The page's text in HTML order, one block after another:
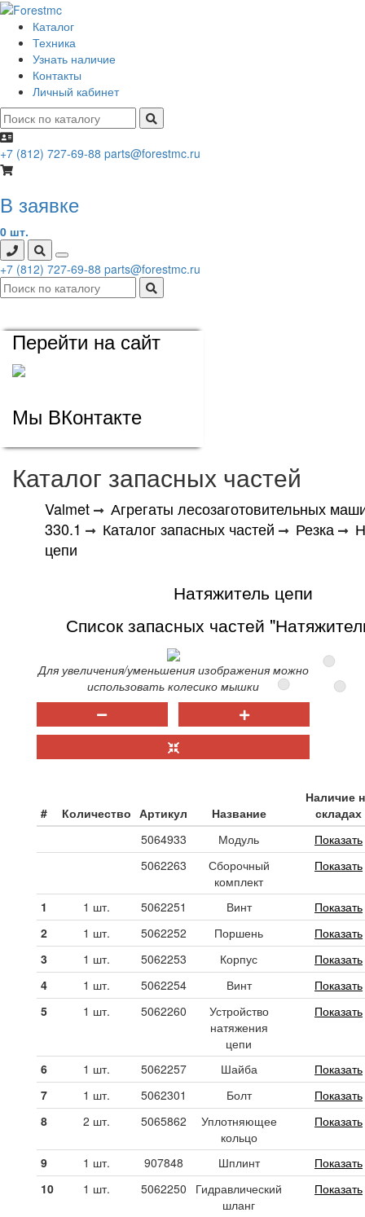
Каталог
Техника
Узнать наличие
Контакты
Личный кабинет
+7 (812) 727-69-88 parts@forestmc.ru
В заявке
0 шт.
+7 (812) 727-69-88 parts@forestmc.ru
Перейти на сайт
Мы ВКонтакте
Каталог запасных частей
Valmet
Агрегаты лесозаготовительных
330.1
Каталог запасных частей Резка
цепи
Натяжитель цепи
Список запасных частей
Для увеличения/уменьшения изображения можно
использовать колесико мышки
# Количество Артикул Название
Наличие
складах
5064933
Модуль
Показать
5062263
Сборочный
комплект
Показать
1 1 шт. 5062251 Винт
Показать
2
1 шт. 5062252 Поршень
Показать
3
1 шт. 5062253 Корпус
Показать
4
1 шт. 5062254 Винт
Показать
5
1 шт. 5062260
Устройство
натяжения
цепи
Показать
6 1 шт. 5062257 Шайба
Показать
7
1 шт. 5062301 Болт
Показать
8
2 шт. 5065862
Уплотняющее
кольцо
Показать
9 1 шт. 907848 Шплинт
Показать
10
1 шт. 5062250
Гидравлический
шланг
Показать